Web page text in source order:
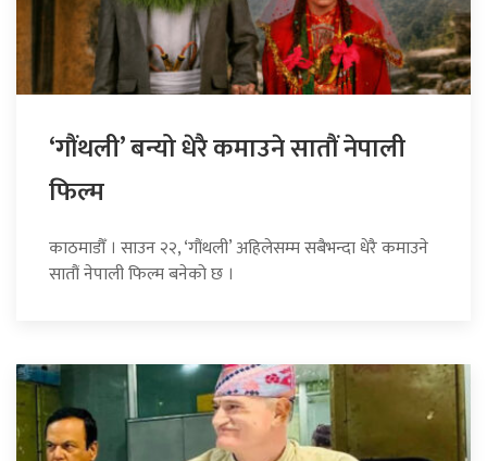
‘गौंथली’ बन्यो धेरै कमाउने सातौं नेपाली
फिल्म
काठमाडौँ । साउन २२, ‘गौंथली’ अहिलेसम्म सबैभन्दा धेरै कमाउने
सातौं नेपाली फिल्म बनेको छ ।